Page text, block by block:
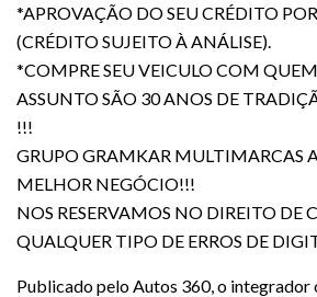
*APROVAÇÃO DO SEU CRÉDITO
(CRÉDITO SUJEITO À ANÁLISE).
*COMPRE SEU VEICULO COM
ASSUNTO SÃO 30 ANOS DE
!!!
GRUPO GRAMKAR MULTIMARCAS
MELHOR NEGÓCIO!!!
NOS RESERVAMOS NO DIREITO DE
QUALQUER TIPO DE ERROS DE
Publicado pelo Autos 360, o